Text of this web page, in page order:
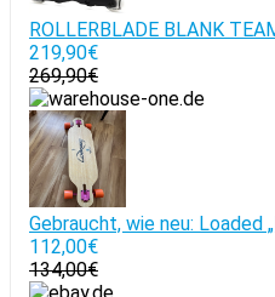
ROLLERBLADE BLANK
219,90€
269,90€
Gebraucht, wie neu: Loaded
112,00€
134,00€